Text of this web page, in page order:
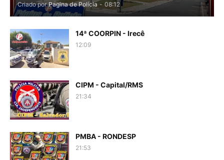
Criado por Pagina de Polícia - 08:12
14ª COORPIN - Irecê
12:09
CIPM - Capital/RMS
21:34
PMBA - RONDESP
21:53